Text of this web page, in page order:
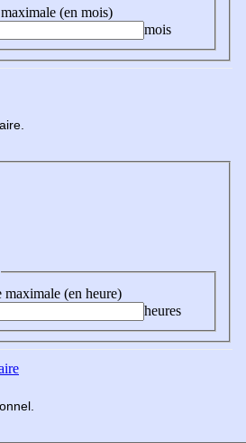
(en mois)
mois
maximale (en heure)
heures